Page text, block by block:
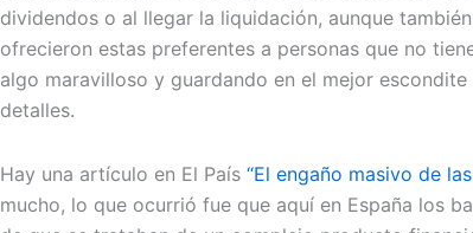
dividendos o al llegar la liquidación, aunque
ofrecieron estas preferentes a personas que no
algo maravilloso y guardando en el mejor
detalles.
Hay una artículo en El País “El engaño masivo de
mucho, lo que ocurrió fue que aquí en España los